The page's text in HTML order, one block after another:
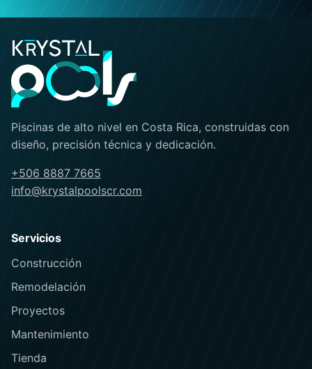
Piscinas de alto nivel en Costa Rica, construidas con
diseño, precisión técnica y dedicación.
+506 8887 7665
info@krystalpoolscr.com
Servicios
Construcción
Remodelación
Proyectos
Mantenimiento
Tienda